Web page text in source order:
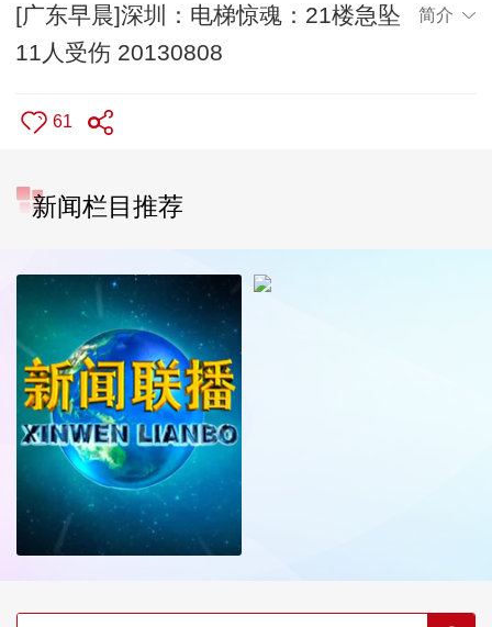
[广东早晨]深圳：电梯惊魂：21楼急坠
11人受伤 20130808
简介
61
新闻栏目推荐